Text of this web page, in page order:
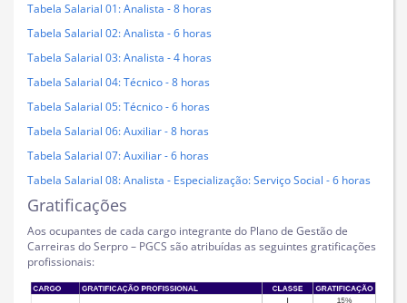
Tabela Salarial 01: Analista - 8 horas
Tabela Salarial 02: Analista - 6 horas
Tabela Salarial 03: Analista - 4 horas
Tabela Salarial 04: Técnico - 8 horas
Tabela Salarial 05: Técnico - 6 horas
Tabela Salarial 06: Auxiliar - 8 horas
Tabela Salarial 07: Auxiliar - 6 horas
Tabela Salarial 08: Analista - Especialização: Serviço Social - 6 horas
Gratificações
Aos ocupantes de cada cargo integrante do Plano de Gestão de
Carreiras do Serpro – PGCS são atribuídas as seguintes gratificações
profissionais: